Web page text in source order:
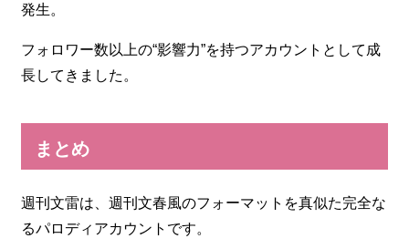
発生。
フォロワー数以上の“影響力”を持つアカウントとして成
長してきました。
まとめ
週刊文雷は、週刊文春風のフォーマットを真似た完全な
るパロディアカウントです。